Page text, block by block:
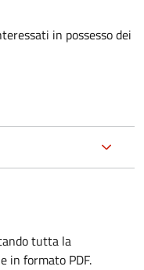
in possesso dei
tutta la
in formato PDF.